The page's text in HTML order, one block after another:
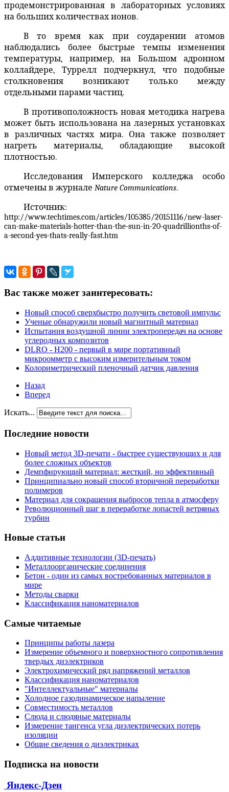
продемонстрированная в лабораторных условиях
на больших количествах ионов.
В то время как при соударении атомов
наблюдались более быстрые темпы изменения
температуры, например, на Большом адронном
коллайдере, Туррелл подчеркнул, что подобные
столкновения возникают только между
отдельными парами частиц.
В противоположность новая методика нагрева
может быть использована на лазерных установках
в различных частях мира. Она также позволяет
нагреть материалы, обладающие высокой
плотностью.
Исследования Имперского колледжа особо
отмечены в журнале Nature Communications.
Источник:
http://www.techtimes.com/articles/105385/20151116/new-laser-
can-make-materials-hotter-than-the-sun-in-20-quadrillionths-of-
a-second-yes-thats-really-fast.htm
Вас также может заинтересовать:
Новый способ сверхбыстро получить световой импульс
Ученые обнаружили новый магнитный материал
Испытания воздушной линии электропередач на основе
углеродных композитов
DLRO - H200 - первый в мире портативный
микроомметр с высоким измерительным током
Колориметрический пленочный датчик давления
Назад
Вперед
Искать...
Последние новости
Новый метод 3D-печати - быстрее существующих и для
более сложных объектов
Демпфирующий материал: жесткий, но эффективный
Принципиально новый способ вторичной переработки
полимеров
Материал для сокращения выбросов тепла в атмосферу
Революционный шаг в переработке лопастей ветряных
турбин
Новые статьи
Аддитивные технологии (3D-печать)
Металлоорганические соединения
Бетон - один из самых востребованных материалов в
мире
Методы сварки
Классификация наноматериалов
Самые читаемые
Принципы работы лазера
Измерение объемного и поверхностного сопротивления
твердых диэлектриков
Электрохимический ряд напряжений металлов
Классификация наноматериалов
"Интеллектуальные" материалы
Холодное газодинамическое напыление
Совместимость металлов
Слюда и слюдяные материалы
Измерение тангенса угла диэлектрических потерь
изоляции
Общие сведения о диэлектриках
Подписка на новости
Яндекс-Дзен